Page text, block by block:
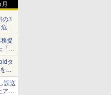
月
の3
機
供
提
「AI
タ
発
誤送
アド